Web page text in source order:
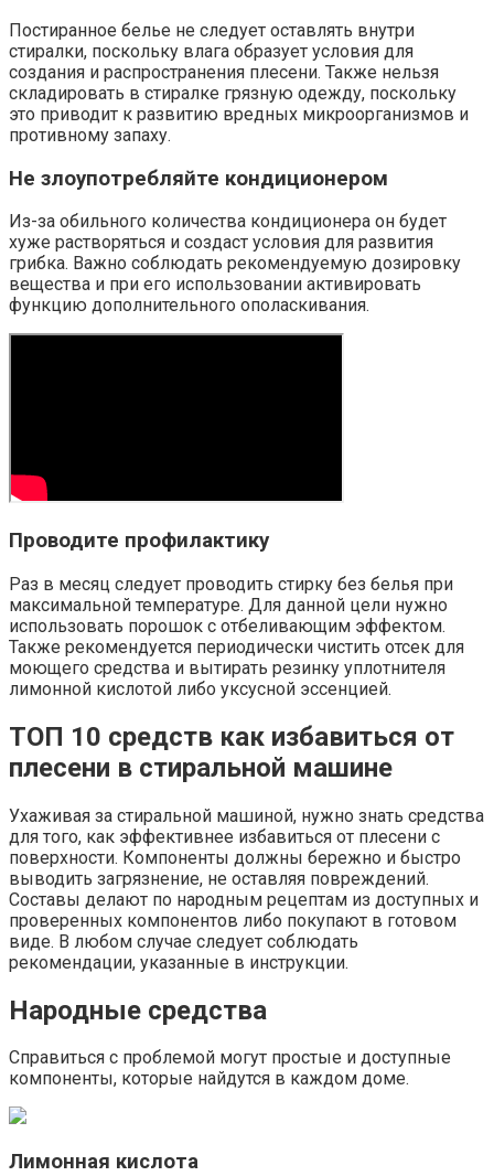
Постиранное белье не следует оставлять внутри
стиралки, поскольку влага образует условия для
создания и распространения плесени. Также нельзя
складировать в стиралке грязную одежду, поскольку
это приводит к развитию вредных микроорганизмов и
противному запаху.
Не злоупотребляйте кондиционером
Из-за обильного количества кондиционера он будет
хуже растворяться и создаст условия для развития
грибка. Важно соблюдать рекомендуемую дозировку
вещества и при его использовании активировать
функцию дополнительного ополаскивания.
Проводите профилактику
Раз в месяц следует проводить стирку без белья при
максимальной температуре. Для данной цели нужно
использовать порошок с отбеливающим эффектом.
Также рекомендуется периодически чистить отсек для
моющего средства и вытирать резинку уплотнителя
лимонной кислотой либо уксусной эссенцией.
ТОП 10 средств как избавиться от
плесени в стиральной машине
Ухаживая за стиральной машиной, нужно знать средства
для того, как эффективнее избавиться от плесени с
поверхности. Компоненты должны бережно и быстро
выводить загрязнение, не оставляя повреждений.
Составы делают по народным рецептам из доступных и
проверенных компонентов либо покупают в готовом
виде. В любом случае следует соблюдать
рекомендации, указанные в инструкции.
Народные средства
Справиться с проблемой могут простые и доступные
компоненты, которые найдутся в каждом доме.
Лимонная кислота